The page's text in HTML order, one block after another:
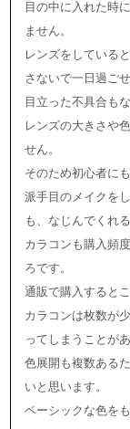
目の中に入れた時
ません。
レンズをしている
さないで一日過ご
目立った不具合も
レンズの大きさや
せん。
そのため初心者に
派手目のメイクを
も、なじんでくれ
カラコンも購入頻
ろです。
通販で購入すると
カラコンは枚数が
ってしまうことがあ
色展開も複数ある
いと思います。
ベーシックな色を